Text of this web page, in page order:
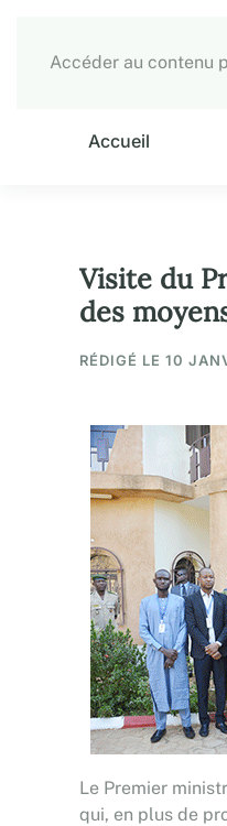
Accéder au contenu
Accueil
Visite du
des
RÉDIGÉ LE 10
Le Premier
qui, en plus de